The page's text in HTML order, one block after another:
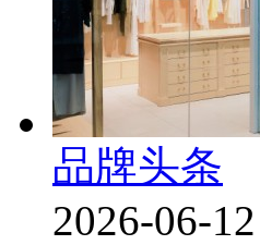
品牌头条
2026-06-